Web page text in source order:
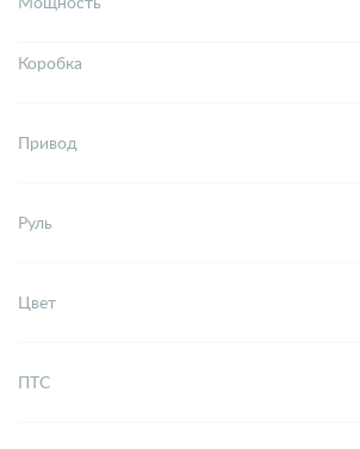
Коробка
Привод
Руль
Цвет
ПТС